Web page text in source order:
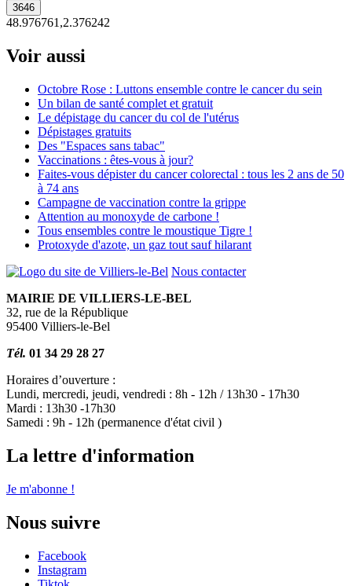
3646
48.976761,2.376242
Voir aussi
Octobre Rose : Luttons ensemble contre le cancer du sein
Un bilan de santé complet et gratuit
Le dépistage du cancer du col de l'utérus
Dépistages gratuits
Des "Espaces sans tabac"
Vaccinations : êtes-vous à jour?
Faites-vous dépister du cancer colorectal : tous les 2 ans de 50
à 74 ans
Campagne de vaccination contre la grippe
Attention au monoxyde de carbone !
Tous ensembles contre le moustique Tigre !
Protoxyde d'azote, un gaz tout sauf hilarant
Nous contacter
MAIRIE DE VILLIERS-LE-BEL
32, rue de la République
95400 Villiers-le-Bel
Tél. 01 34 29 28 27
Horaires d’ouverture :
Lundi, mercredi, jeudi, vendredi : 8h - 12h / 13h30 - 17h30
Mardi : 13h30 -17h30
Samedi : 9h - 12h (permanence d'état civil )
La lettre d'information
Je m'abonne !
Nous suivre
Facebook
Instagram